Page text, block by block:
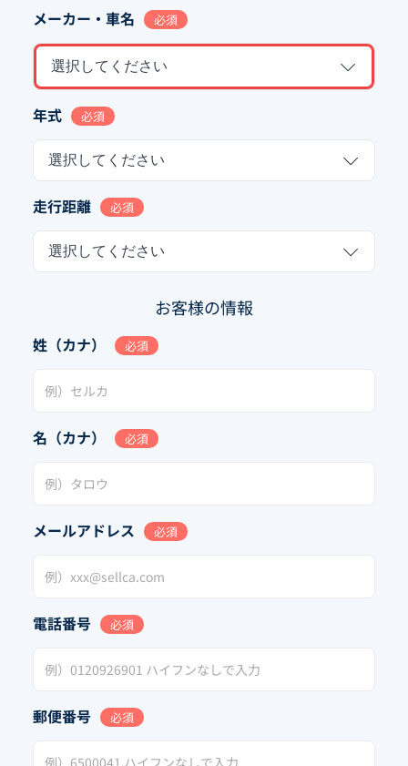
メーカー・車名 必須
選択してください
年式 必須
選択してください
走行距離 必須
選択してください
お客様の情報
姓（カナ） 必須
名（カナ） 必須
メールアドレス 必須
電話番号 必須
郵便番号 必須